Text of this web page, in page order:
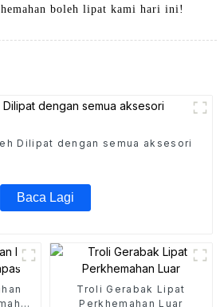
boleh lipat kami hari ini!
Dilipat dengan semua aksesori
Baca Lagi
Troli Gerabak Lipat
Perkhemahan Luar